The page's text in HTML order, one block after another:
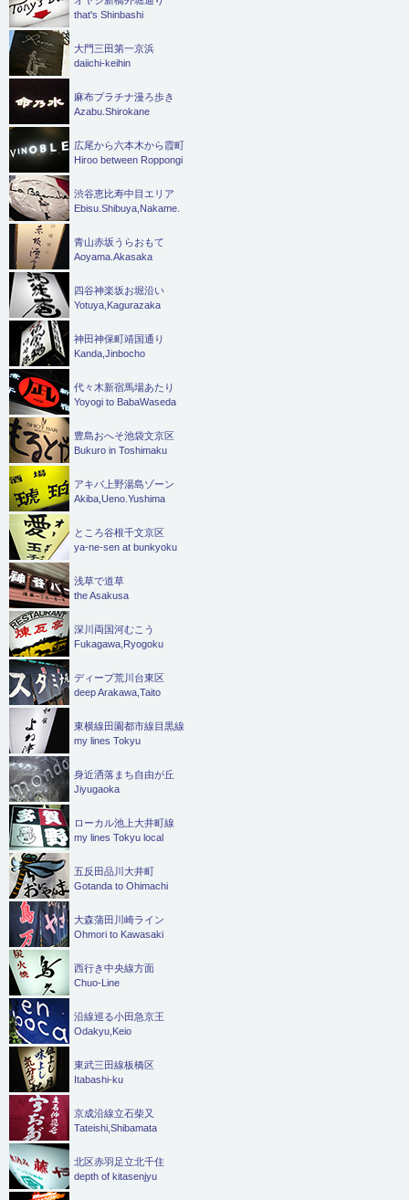
that's Shinbashi
大門三田第一京浜
daiichi-keihin
麻布プラチナ漫ろ歩き
Azabu.Shirokane
広尾から六本木から霞町
Hiroo between Roppongi
渋谷恵比寿中目エリア
Ebisu.Shibuya,Nakame.
青山赤坂うらおもて
Aoyama.Akasaka
四谷神楽坂お堀沿い
Yotuya,Kagurazaka
神田神保町靖国通り
Kanda,Jinbocho
代々木新宿馬場あたり
Yoyogi to BabaWaseda
豊島おへそ池袋文京区
Bukuro in Toshimaku
アキバ上野湯島ゾーン
Akiba,Ueno.Yushima
ところ谷根千文京区
ya-ne-sen at bunkyoku
浅草で道草
the Asakusa
深川両国河むこう
Fukagawa,Ryogoku
ディープ荒川台東区
deep Arakawa,Taito
東横線田園都市線目黒線
my lines Tokyu
身近洒落まち自由が丘
Jiyugaoka
ローカル池上大井町線
my lines Tokyu local
五反田品川大井町
Gotanda to Ohimachi
大森蒲田川崎ライン
Ohmori to Kawasaki
西行き中央線方面
Chuo-Line
沿線巡る小田急京王
Odakyu,Keio
東武三田線板橋区
Itabashi-ku
京成沿線立石柴又
Tateishi,Shibamata
北区赤羽足立北千住
depth of kitasenjyu